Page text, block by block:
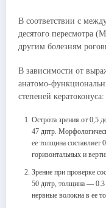
В соответствии с
десятого пересмотра
другим болезням
В зависимости от
анатомо-
степеней кератоконуса:
Острота зрения от 0,5
47 дптр.
ее толщина составляет
горизонтальных и
Зрение при проверке
50 дптр, толщина —
нервные волокна в ее